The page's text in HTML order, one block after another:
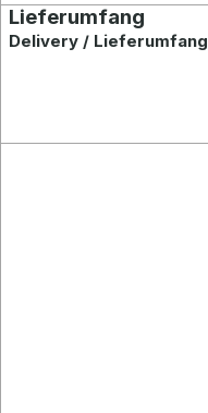
Lieferumfang
Delivery / Lieferumfang